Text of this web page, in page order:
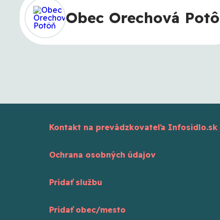
Obec Orechová
Kontakt na prevádzkovateľa Infosidlo.sk
Ochrana osobných údajov
Pridať službu
Pridať obec/mesto